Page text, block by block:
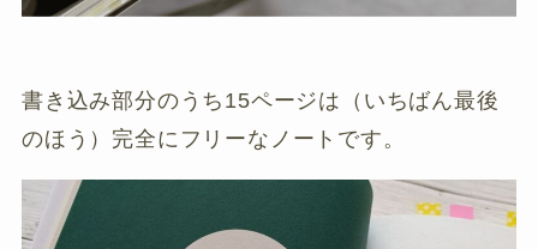
書き込み部分のうち15ページは（いちばん最後
のほう）完全にフリーなノートです。